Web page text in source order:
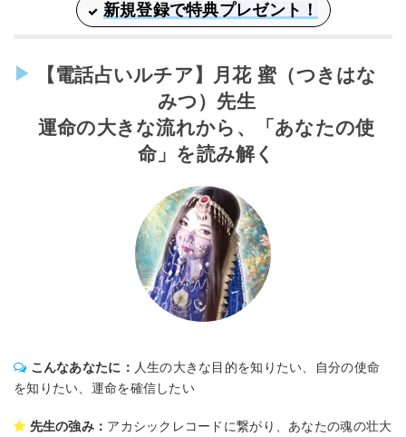
新規登録で特典プレゼント！
【電話占いルチア】月花 蜜（つきはな
みつ）先生
運命の大きな流れから、「あなたの使
命」を読み解く
こんなあなたに： 人生の大きな目的を知りたい、自分の使命
を知りたい、運命を確信したい
先生の強み： アカシックレコードに繋がり、あなたの魂の壮大